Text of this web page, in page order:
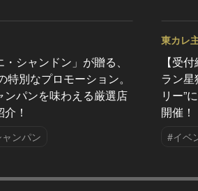
シャンドン」が贈る、
特別なプロモーション。
ンパンを味わえる厳選店
！
ンパン
東カレ
Vol.63
【受
ラン星
リー”
開催！
#イベ